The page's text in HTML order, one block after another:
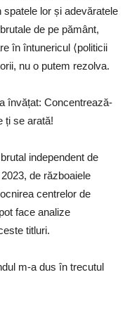
lor și adevăratele
de pe pământ,
în întunericul ⟨politicii
nu o putem rezolva.
învățat: Concentrează-
ți se arată!
independent de
de războaiele
centrelor de
face analize
titluri.
m-a dus în trecutul